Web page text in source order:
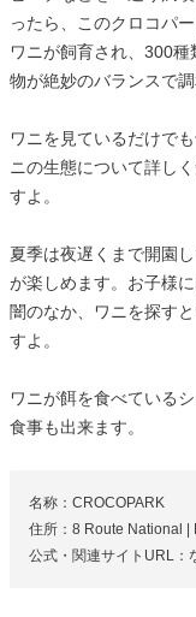
ったら、このクロコパ
ワニが飼育され、300
物が絶妙のバランスで調
ワニを見ているだけで
ニの生態について詳し
すよ。
夏季は夜遅くまで開園
が楽しめます。お子様
闇のなか、ワニを探す
すよ。
ワニが餌を食べている
食事も出来ます。
名称：CROCOPARK
住所：8 Route National |
公式・関連サイトURL：